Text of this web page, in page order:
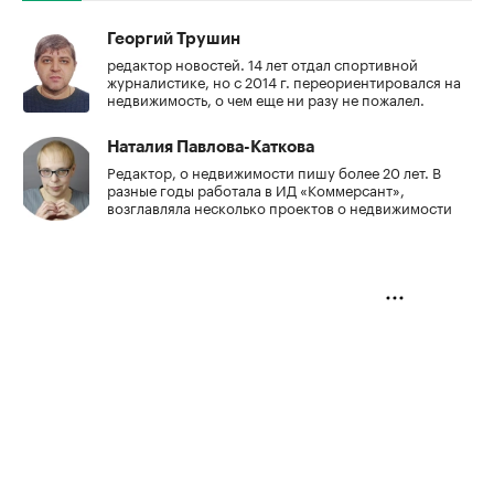
Георгий Трушин
редактор новостей. 14 лет отдал спортивной
журналистике, но с 2014 г. переориентировался на
недвижимость, о чем еще ни разу не пожалел.
Наталия Павлова-Каткова
Редактор, о недвижимости пишу более 20 лет. В
разные годы работала в ИД «Коммерсант»,
возглавляла несколько проектов о недвижимости